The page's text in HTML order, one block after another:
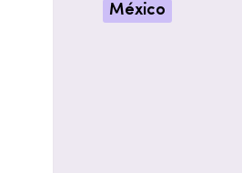
México